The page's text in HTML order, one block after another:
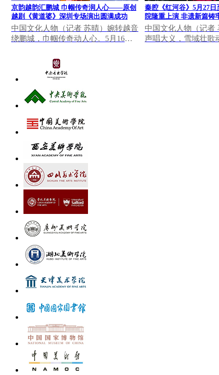
京韵越韵汇鹏城 巾帼传奇润人心——原创
越剧《黄道婆》深圳专场演出圆满成功
中国文化人物（记者 苏晴）婉转越音
绕鹏城，巾帼传奇动人心。5月16日
座无虚席，北京...
秦腔《红河谷》5月27日
院隆重上演 非遗新篇铸
中国文化人物（记者
声唱大义，雪域壮歌